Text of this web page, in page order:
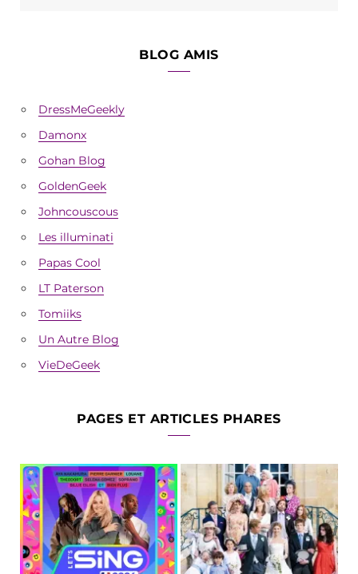
BLOG AMIS
DressMeGeekly
Damonx
Gohan Blog
GoldenGeek
Johncouscous
Les illuminati
Papas Cool
LT Paterson
Tomiiks
Un Autre Blog
VieDeGeek
PAGES ET ARTICLES PHARES